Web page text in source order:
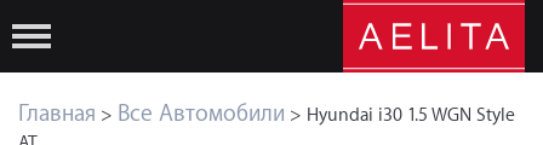
Главная > Все Автомобили > Hyundai i30 1.5 WGN Style